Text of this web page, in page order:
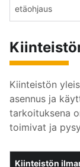
etäohjaus
Kiinteistön
asennus ja
tarkoituksena
toimivat ja
Kiinteistön